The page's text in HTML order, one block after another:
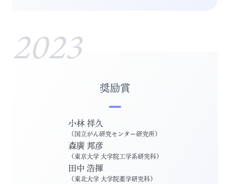
2023
奨励賞
小林 祥久
（国立がん研究センター研究所）
森廣 邦彦
（東京大学 大学院工学系研究科）
田中 浩揮
（東北大学 大学院薬学研究科）